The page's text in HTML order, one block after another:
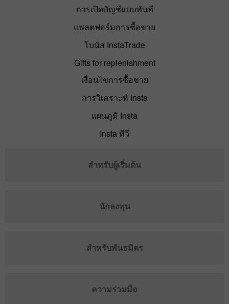
การเปิดบัญชีแบบทันที
แพลตฟอร์มการซื้อขาย
โบนัส InstaTrade
Gifts for replenishment
เงื่อนไขการซื้อขาย
การวิเคราะห์ Insta
แผนภูมิ Insta
Insta ทีวี
สำหรับผู้เริ่มต้น
นักลงทุน
สำหรับพันธมิตร
ความร่วมมือ